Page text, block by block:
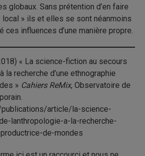
globaux. Sans prétention d’en faire
local » ils et elles se sont néanmoins
ces influences d’une manière propre.
« La science-fiction au secours
la recherche d’une ethnographie
» Cahiers ReMix, Observatoire de
article/la-science-
lanthropologie-a-la-recherche-
de-mondes